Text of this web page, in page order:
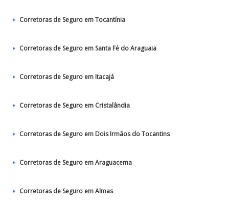
Corretoras de Seguro em Tocantínia
Corretoras de Seguro em Santa Fé do Araguaia
Corretoras de Seguro em Itacajá
Corretoras de Seguro em Cristalândia
Corretoras de Seguro em Dois Irmãos do Tocantins
Corretoras de Seguro em Araguacema
Corretoras de Seguro em Almas